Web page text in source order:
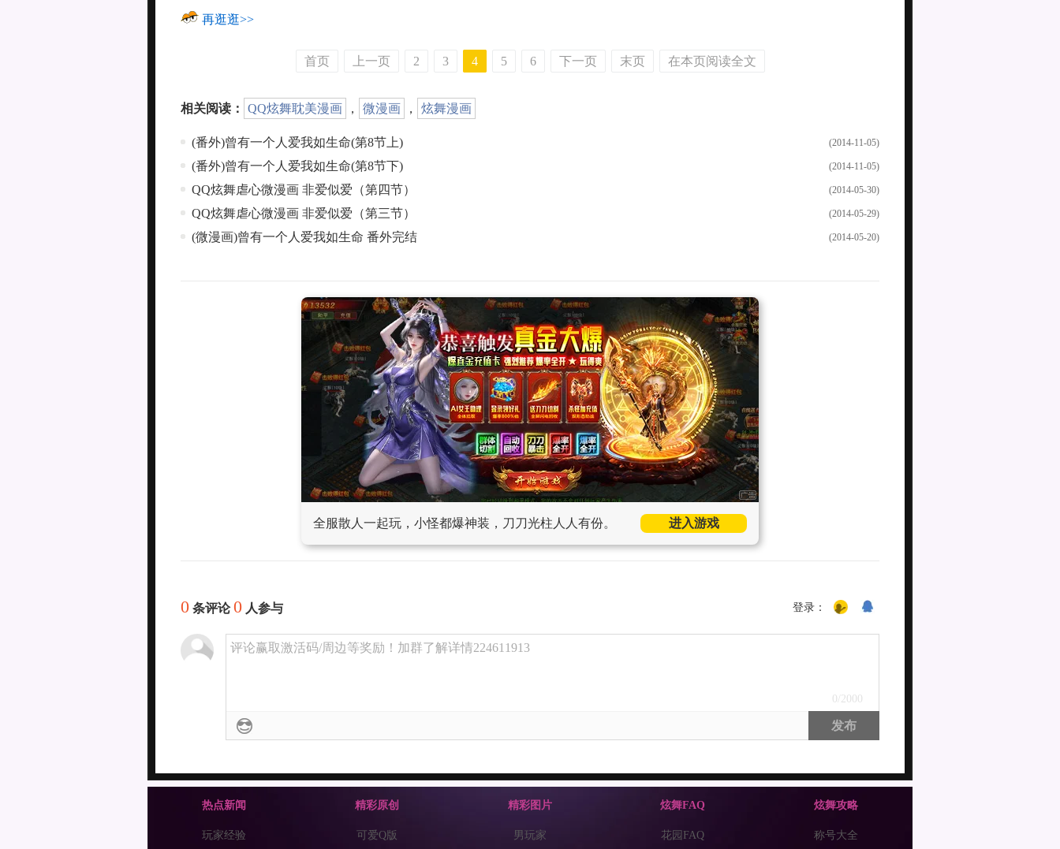
再逛逛>>
首页 上一页 2 3 4 5 6 下一页 末页 在本页阅读全文
相关阅读： QQ炫舞耽美漫画 ， 微漫画 ， 炫舞漫画
(2014-11-05)
(番外)曾有一个人爱我如生命(第8节上)
(2014-11-05)
(番外)曾有一个人爱我如生命(第8节下)
(2014-05-30)
QQ炫舞虐心微漫画 非爱似爱（第四节）
(2014-05-29)
QQ炫舞虐心微漫画 非爱似爱（第三节）
(2014-05-20)
(微漫画)曾有一个人爱我如生命 番外完结
全服散人一起玩，小怪都爆神装，刀刀光柱人人有份。 进入游戏
0 条评论0 人参与 登录：
评论赢取激活码/周边等奖励！加群了解详情224611913
0 /2000
发布
热点新闻
玩家经验
精彩原创
可爱Q版
精彩图片
男玩家
炫舞FAQ
花园FAQ
炫舞攻略
称号大全